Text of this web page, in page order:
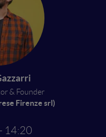
& Founder
Firenze srl)
14:20